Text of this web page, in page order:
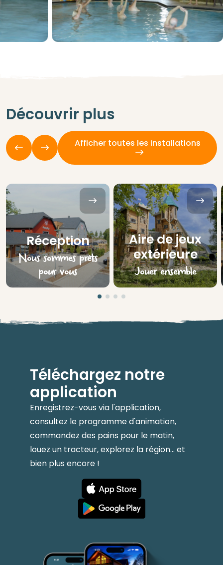
Découvrir plus
Afficher toutes les installations
Réception
Nous sommes prêts
pour vous
Aire de jeux
extérieure
Jouer ensemble
Téléchargez notre
application
Enregistrez-vous via l'application,
consultez le programme d'animation,
commandez des pains pour le matin,
louez un tracteur, explorez la région... et
bien plus encore !